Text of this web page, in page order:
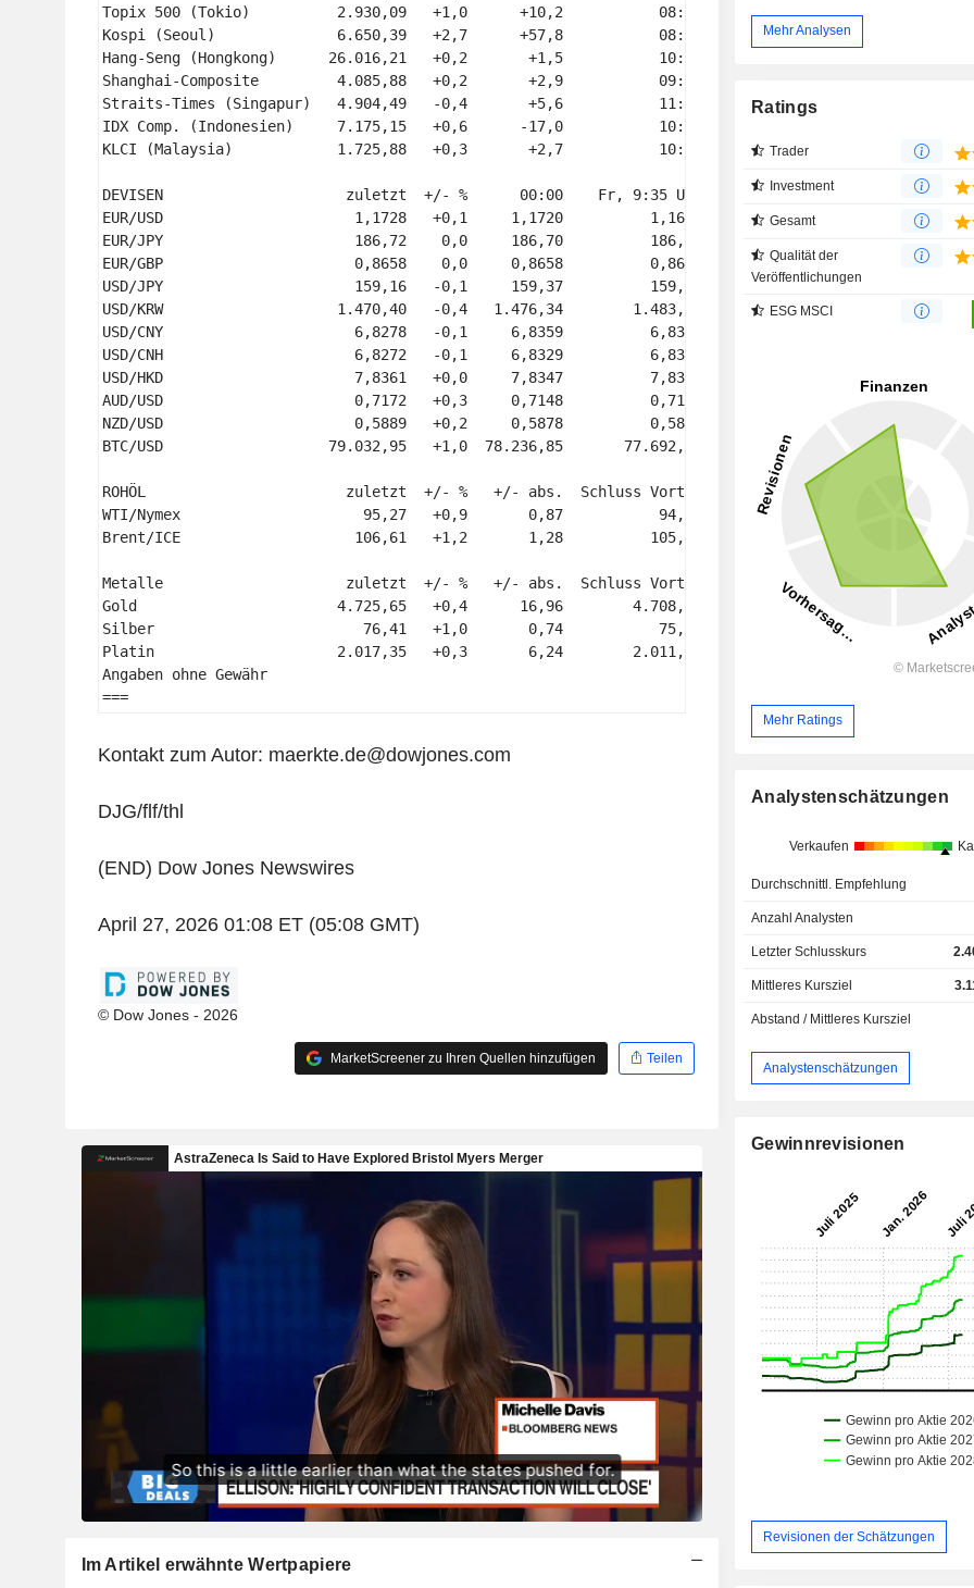
Topix 500 (Tokio)          2.930,09   +1,0      +10,2           08:00
Kospi (Seoul)              6.650,39   +2,7      +57,8           08:30
Hang-Seng (Hongkong)      26.016,21   +0,2       +1,5           10:00
Shanghai-Composite         4.085,88   +0,2       +2,9           09:00
Straits-Times (Singapur)   4.904,49   -0,4       +5,6           11:00
IDX Comp. (Indonesien)     7.175,15   +0,6      -17,0           10:00
KLCI (Malaysia)            1.725,88   +0,3       +2,7           10:00
DEVISEN                     zuletzt  +/- %      00:00    Fr, 9:35 Uhr  % YTD
EUR/USD                      1,1728   +0,1     1,1720          1,1679   -0,1
EUR/JPY                      186,72    0,0     186,70          186,51   +1,5
EUR/GBP                      0,8658    0,0     0,8658          0,8674   -0,7
USD/JPY                      159,16   -0,1     159,37          159,69   +1,6
USD/KRW                    1.470,40   -0,4   1.476,34        1.483,39   +2,1
USD/CNY                      6,8278   -0,1     6,8359          6,8363   -2,4
USD/CNH                      6,8272   -0,1     6,8329          6,8373   -2,1
USD/HKD                      7,8361   +0,0     7,8347          7,8351   +0,7
AUD/USD                      0,7172   +0,3     0,7148          0,7126   +7,5
NZD/USD                      0,5889   +0,2     0,5878          0,5848   +2,3
BTC/USD                   79.032,95   +1,0  78.236,85       77.692,87   -9,9
ROHÖL                       zuletzt  +/- %   +/- abs.  Schluss Vortag
WTI/Nymex                     95,27   +0,9       0,87           94,40
Brent/ICE                    106,61   +1,2       1,28          105,33
Metalle                     zuletzt  +/- %   +/- abs.  Schluss Vortag
Gold                       4.725,65   +0,4      16,96        4.708,69
Silber                        76,41   +1,0       0,74           75,67
Platin                     2.017,35   +0,3       6,24        2.011,11
Angaben ohne Gewähr
===
Kontakt zum Autor: maerkte.de@dowjones.com
DJG/flf/thl
(END) Dow Jones Newswires
April 27, 2026 01:08 ET (05:08 GMT)
© Dow Jones - 2026
MarketScreener zu Ihren Quellen hinzufügen Teilen
Im Artikel erwähnte Wertpapiere
Mehr Analysen
Ratings
Trader
Investment
Gesamt
Qualität der
Veröffentlichungen
ESG MSCI
Mehr Ratings
Analystenschätzungen
Verkaufen
Durchschnittl. Empfehlung
Anzahl Analysten
Letzter Schlusskurs
Mittleres Kursziel
Abstand / Mittleres Kursziel
Analystenschätzungen
Gewinnrevisionen
Revisionen der Schätzungen